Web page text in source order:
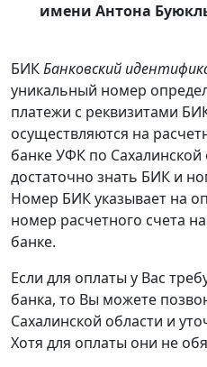
имени Антона
БИКБанковский
уникальный номер
платежи с реквизитами
осуществляются на
банке УФК по
достаточно знать БИК и
Номер БИК указывает на
номер расчетного счета
банке.
Если для оплаты у Вас
банка, то Вы можете
Сахалинской области и
Хотя для оплаты они не